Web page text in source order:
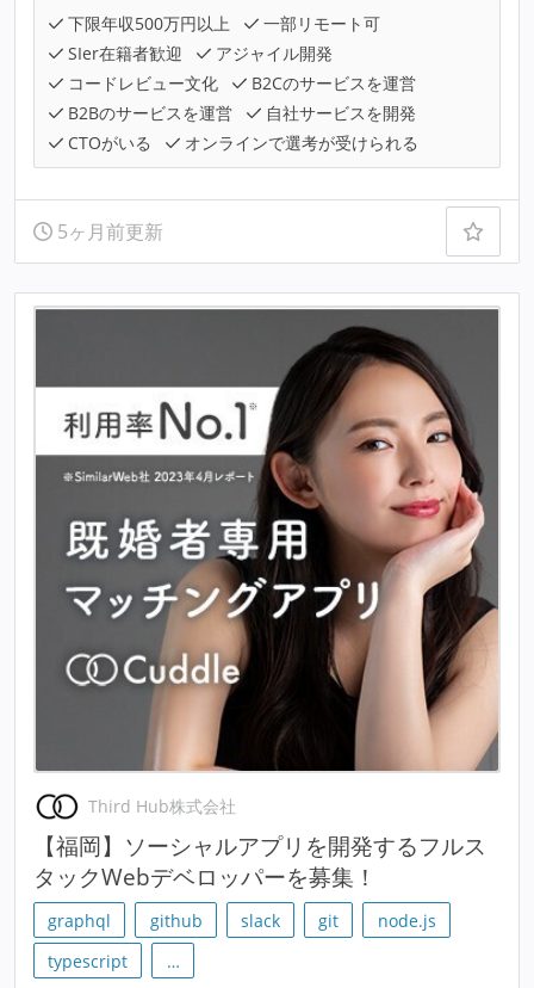
下限年収500万円以上
一部リモート可
SIer在籍者歓迎
アジャイル開発
コードレビュー文化
B2Cのサービスを運営
B2Bのサービスを運営
自社サービスを開発
CTOがいる
オンラインで選考が受けられる
5ヶ月前更新
Third Hub株式会社
【福岡】ソーシャルアプリを開発するフルス
タックWebデベロッパーを募集！
graphql github slack git
node.js
typescript
…